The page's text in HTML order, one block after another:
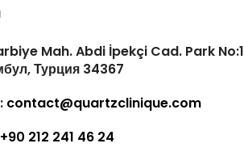
Mah. Abdi İpekçi Cad. Park
Турция 34367
contact@quartzclinique.com
+90 212 241 46 24